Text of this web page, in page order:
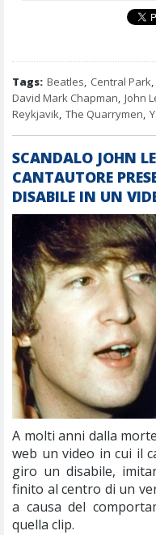
Tags: Beatles, Central Park,
David Mark Chapman, John
Reykjavik, The Quarrymen,
SCANDALO JOHN
CANTAUTORE
DISABILE IN UN
A molti anni dalla
web un video in cui il
giro un disabile,
finito al centro di un
a causa del
quella clip.